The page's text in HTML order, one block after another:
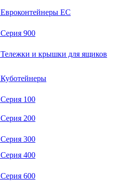
Евроконтейнеры ЕС
Серия 900
Тележки и крышки для ящиков
Куботейнеры
Серия 100
Серия 200
Серия 300
Серия 400
Серия 600